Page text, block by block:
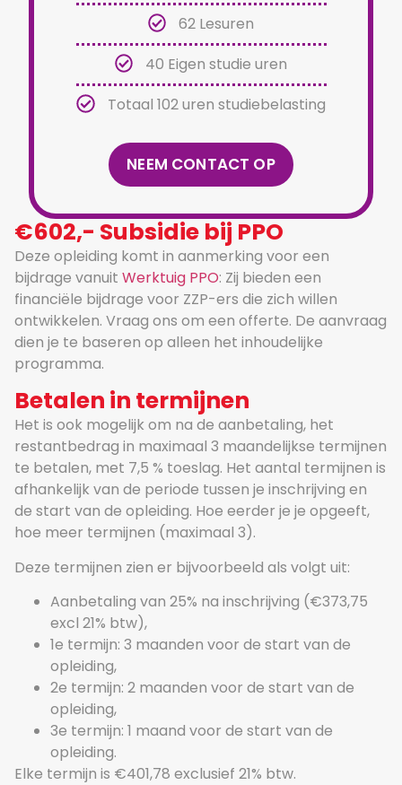
62 Lesuren
40 Eigen studie uren
Totaal 102 uren studiebelasting
NEEM CONTACT OP
€602,- Subsidie bij PPO
Deze opleiding komt in aanmerking voor een
bijdrage vanuit Werktuig PPO: Zij bieden een
financiële bijdrage voor ZZP-ers die zich willen
ontwikkelen. Vraag ons om een offerte. De aanvraag
dien je te baseren op alleen het inhoudelijke
programma.
Betalen in termijnen
Het is ook mogelijk om na de aanbetaling, het
restantbedrag in maximaal 3 maandelijkse termijnen
te betalen, met 7,5 % toeslag. Het aantal termijnen is
afhankelijk van de periode tussen je inschrijving en
de start van de opleiding. Hoe eerder je je opgeeft,
hoe meer termijnen (maximaal 3).
Deze termijnen zien er bijvoorbeeld als volgt uit:
Aanbetaling van 25% na inschrijving (€373,75
excl 21% btw),
1e termijn: 3 maanden voor de start van de
opleiding,
2e termijn: 2 maanden voor de start van de
opleiding,
3e termijn: 1 maand voor de start van de
opleiding.
Elke termijn is €401,78 exclusief 21% btw.